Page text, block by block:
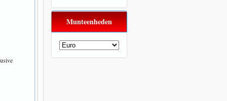
Munteenheden